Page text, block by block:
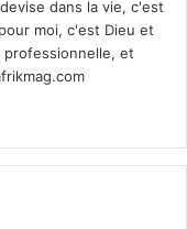
dans la vie, c'est
moi, c'est Dieu et
et